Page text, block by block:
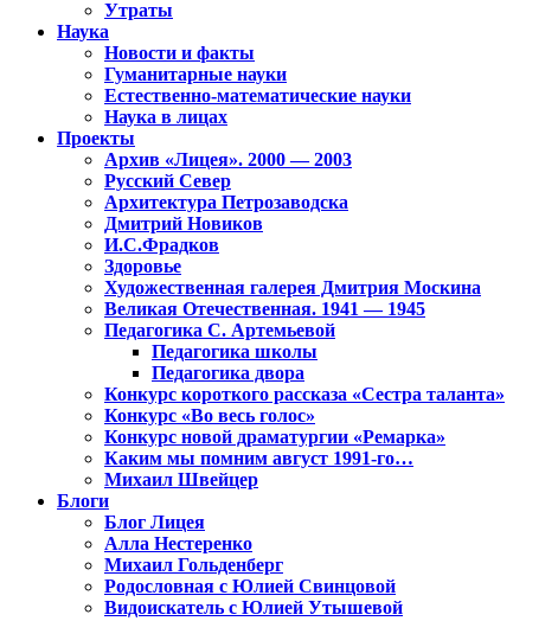
Утраты
Наука
Новости и факты
Гуманитарные науки
Естественно-математические науки
Наука в лицах
Проекты
Архив «Лицея». 2000 — 2003
Русский Север
Архитектура Петрозаводска
Дмитрий Новиков
И.С.Фрадков
Здоровье
Художественная галерея Дмитрия Москина
Великая Отечественная. 1941 — 1945
Педагогика С. Артемьевой
Педагогика школы
Педагогика двора
Конкурс короткого рассказа «Сестра таланта»
Конкурс «Во весь голос»
Конкурс новой драматургии «Ремарка»
Каким мы помним август 1991-го…
Михаил Швейцер
Блоги
Блог Лицея
Алла Нестеренко
Михаил Гольденберг
Родословная с Юлией Свинцовой
Видоискатель с Юлией Утышевой